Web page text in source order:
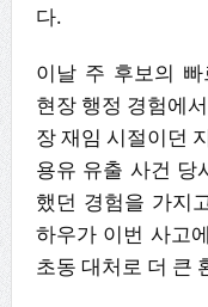
다.
이날 주 후보의
현장 행정 경험에
장 재임 시절이던
용유 유출 사건 당
했던 경험을 가지
하우가 이번 사고
초동 대처로 더 큰